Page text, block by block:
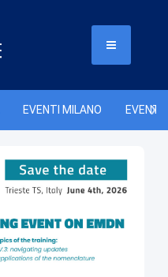
EVENTI MILANO EVENTI